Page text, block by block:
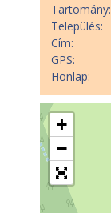
Tartomány:
Település:
Cím:
GPS:
Honlap:
+
−